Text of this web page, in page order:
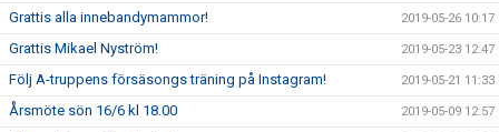
Grattis alla innebandymammor! 2019-05-26 10:17
Grattis Mikael Nyström! 2019-05-23 12:47
Följ A-truppens försäsongs träning på Instagram! 2019-05-21 11:33
Årsmöte sön 16/6 kl 18.00 2019-05-09 12:57